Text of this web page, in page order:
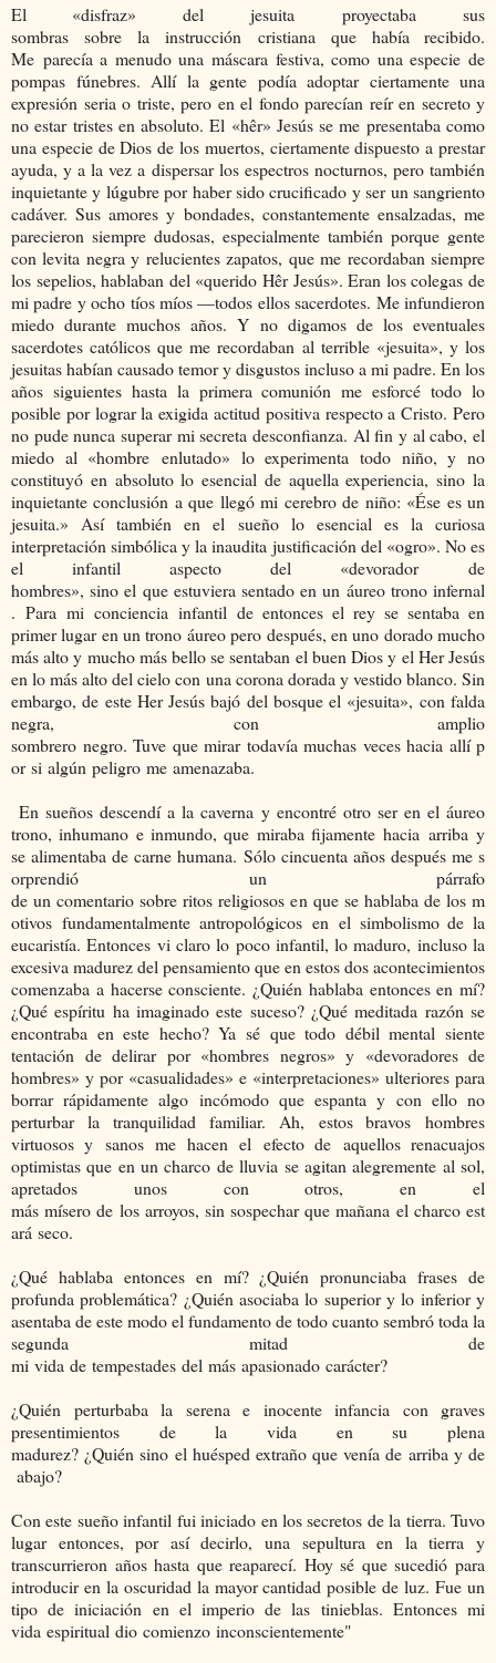
El «disfraz» del jesuita proyectaba sus
sombras sobre la instrucción cristiana que había recibido.
Me parecía a menudo una máscara festiva, como una especie de
pompas fúnebres. Allí la gente podía adoptar ciertamente una
expresión seria o triste, pero en el fondo parecían reír en secreto y
no estar tristes en absoluto. El «hêr» Jesús se me presentaba como
una especie de Dios de los muertos, ciertamente dispuesto a prestar
ayuda, y a la vez a dispersar los espectros nocturnos, pero también
inquietante y lúgubre por haber sido crucificado y ser un sangriento
cadáver. Sus amores y bondades, constantemente ensalzadas, me
parecieron siempre dudosas, especialmente también porque gente
con levita negra y relucientes zapatos, que me recordaban siempre
los sepelios, hablaban del «querido Hêr Jesús». Eran los colegas de
mi padre y ocho tíos míos —todos ellos sacerdotes. Me infundieron
miedo durante muchos años. Y no digamos de los eventuales
sacerdotes católicos que me recordaban al terrible «jesuita», y los
jesuitas habían causado temor y disgustos incluso a mi padre. En los
años siguientes hasta la primera comunión me esforcé todo lo
posible por lograr la exigida actitud positiva respecto a Cristo. Pero
no pude nunca superar mi secreta desconfianza. Al fin y al cabo, el
miedo al «hombre enlutado» lo experimenta todo niño, y no
constituyó en absoluto lo esencial de aquella experiencia, sino la
inquietante conclusión a que llegó mi cerebro de niño: «Ése es un
jesuita.» Así también en el sueño lo esencial es la curiosa
interpretación simbólica y la inaudita justificación del «ogro». No es
el infantil aspecto del «devorador de
hombres», sino el que estuviera sentado en un áureo trono infernal
. Para mi conciencia infantil de entonces el rey se sentaba en
primer lugar en un trono áureo pero después, en uno dorado mucho
más alto y mucho más bello se sentaban el buen Dios y el Her Jesús
en lo más alto del cielo con una corona dorada y vestido blanco. Sin
embargo, de este Her Jesús bajó del bosque el «jesuita», con falda
negra, con amplio
sombrero negro. Tuve que mirar todavía muchas veces hacia allí p
or si algún peligro me amenazaba.
En sueños descendí a la caverna y encontré otro ser en el áureo
trono, inhumano e inmundo, que miraba fijamente hacia arriba y
se alimentaba de carne humana. Sólo cincuenta años después me s
orprendió un párrafo
de un comentario sobre ritos religiosos en que se hablaba de los m
otivos fundamentalmente antropológicos en el simbolismo de la
eucaristía. Entonces vi claro lo poco infantil, lo maduro, incluso la
excesiva madurez del pensamiento que en estos dos acontecimientos
comenzaba a hacerse consciente. ¿Quién hablaba entonces en mí?
¿Qué espíritu ha imaginado este suceso? ¿Qué meditada razón se
encontraba en este hecho? Ya sé que todo débil mental siente
tentación de delirar por «hombres negros» y «devoradores de
hombres» y por «casualidades» e «interpretaciones» ulteriores para
borrar rápidamente algo incómodo que espanta y con ello no
perturbar la tranquilidad familiar. Ah, estos bravos hombres
virtuosos y sanos me hacen el efecto de aquellos renacuajos
optimistas que en un charco de lluvia se agitan alegremente al sol,
apretados unos con otros, en el
más mísero de los arroyos, sin sospechar que mañana el charco est
ará seco.
¿Qué hablaba entonces en mí? ¿Quién pronunciaba frases de
profunda problemática? ¿Quién asociaba lo superior y lo inferior y
asentaba de este modo el fundamento de todo cuanto sembró toda la
segunda mitad de
mi vida de tempestades del más apasionado carácter?
¿Quién perturbaba la serena e inocente infancia con graves
presentimientos de la vida en su plena
madurez? ¿Quién sino el huésped extraño que venía de arriba y de
abajo?
Con este sueño infantil fui iniciado en los secretos de la tierra. Tuvo
lugar entonces, por así decirlo, una sepultura en la tierra y
transcurrieron años hasta que reaparecí. Hoy sé que sucedió para
introducir en la oscuridad la mayor cantidad posible de luz. Fue un
tipo de iniciación en el imperio de las tinieblas. Entonces mi
vida espiritual dio comienzo inconscientemente"